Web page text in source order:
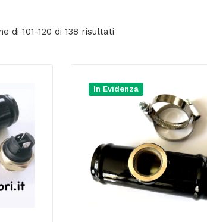
di 101-120 di 138 risultati
In Evidenza